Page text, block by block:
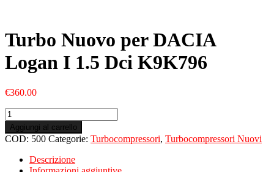
Turbo Nuovo per DACIA
Logan I 1.5 Dci K9K796
€360.00
Turbo
Nuovo
per
DACIA
Logan
Aggiungi al carrello
COD: 500 Categorie: Turbocompressori, Turbocompressori Nuovi
Descrizione